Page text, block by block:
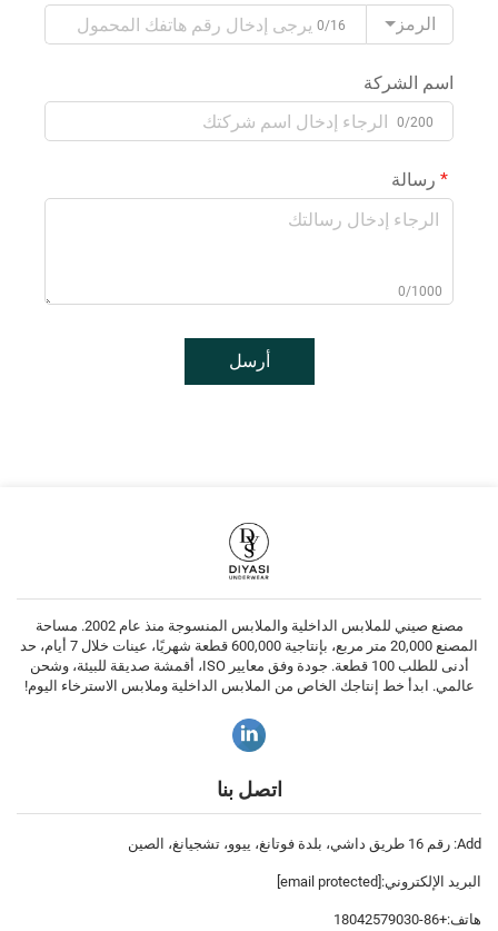
الرمز
0/16
اسم الشركة
0/200
رسالة
0/1000
أرسل
مصنع صيني للملابس الداخلية والملابس المنسوجة منذ عام 2002. مساحة
المصنع 20,000 متر مربع، بإنتاجية 600,000 قطعة شهريًا، عينات خلال 7 أيام، حد
أدنى للطلب 100 قطعة. جودة وفق معايير ISO، أقمشة صديقة للبيئة، وشحن
عالمي. ابدأ خط إنتاجك الخاص من الملابس الداخلية وملابس الاسترخاء اليوم!
اتصل بنا
Add: رقم 16 طريق داشي، بلدة فوتانغ، ييوو، تشجيانغ، الصين
البريد الإلكتروني:
هاتف:+86-18042579030